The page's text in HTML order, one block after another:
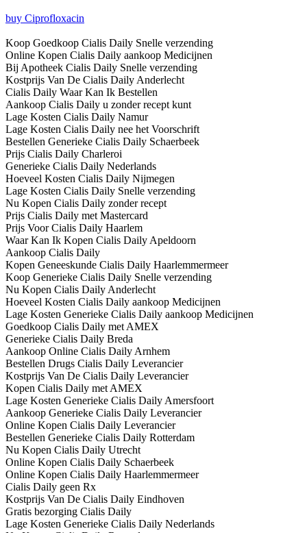
buy Ciprofloxacin
Koop Goedkoop Cialis Daily Snelle verzending
Online Kopen Cialis Daily aankoop Medicijnen
Bij Apotheek Cialis Daily Snelle verzending
Kostprijs Van De Cialis Daily Anderlecht
Cialis Daily Waar Kan Ik Bestellen
Aankoop Cialis Daily u zonder recept kunt
Lage Kosten Cialis Daily Namur
Lage Kosten Cialis Daily nee het Voorschrift
Bestellen Generieke Cialis Daily Schaerbeek
Prijs Cialis Daily Charleroi
Generieke Cialis Daily Nederlands
Hoeveel Kosten Cialis Daily Nijmegen
Lage Kosten Cialis Daily Snelle verzending
Nu Kopen Cialis Daily zonder recept
Prijs Cialis Daily met Mastercard
Prijs Voor Cialis Daily Haarlem
Waar Kan Ik Kopen Cialis Daily Apeldoorn
Aankoop Cialis Daily
Kopen Geneeskunde Cialis Daily Haarlemmermeer
Koop Generieke Cialis Daily Snelle verzending
Nu Kopen Cialis Daily Anderlecht
Hoeveel Kosten Cialis Daily aankoop Medicijnen
Lage Kosten Generieke Cialis Daily aankoop Medicijnen
Goedkoop Cialis Daily met AMEX
Generieke Cialis Daily Breda
Aankoop Online Cialis Daily Arnhem
Bestellen Drugs Cialis Daily Leverancier
Kostprijs Van De Cialis Daily Leverancier
Kopen Cialis Daily met AMEX
Lage Kosten Generieke Cialis Daily Amersfoort
Aankoop Generieke Cialis Daily Leverancier
Online Kopen Cialis Daily Leverancier
Bestellen Generieke Cialis Daily Rotterdam
Nu Kopen Cialis Daily Utrecht
Online Kopen Cialis Daily Schaerbeek
Online Kopen Cialis Daily Haarlemmermeer
Cialis Daily geen Rx
Kostprijs Van De Cialis Daily Eindhoven
Gratis bezorging Cialis Daily
Lage Kosten Generieke Cialis Daily Nederlands